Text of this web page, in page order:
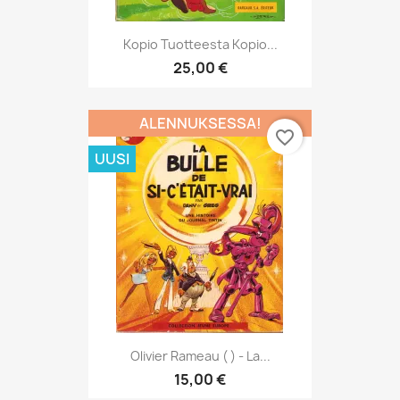
Kopio Tuotteesta Kopio...
25,00 €
Olivier Rameau ( ) - La...
15,00 €
ALENNUKSESSA!
UUSI
favorite_border